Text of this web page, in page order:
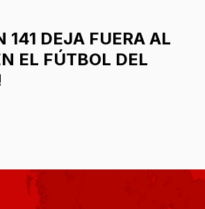
141 DEJA FUERA AL
EL FÚTBOL DEL